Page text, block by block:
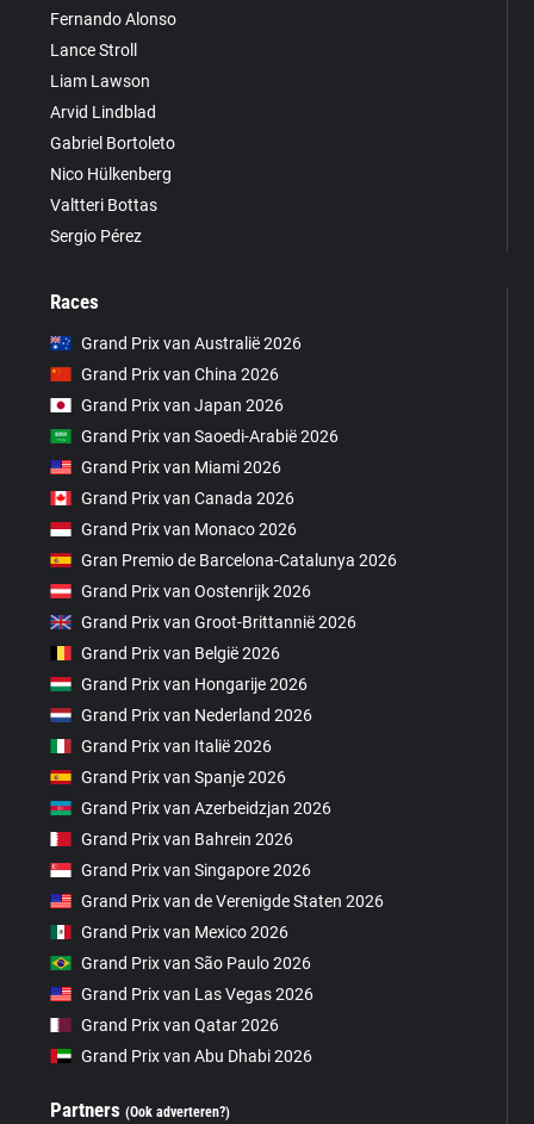
Fernando Alonso
Lance Stroll
Liam Lawson
Arvid Lindblad
Gabriel Bortoleto
Nico Hülkenberg
Valtteri Bottas
Sergio Pérez
Races
Grand Prix van Australië 2026
Grand Prix van China 2026
Grand Prix van Japan 2026
Grand Prix van Saoedi-Arabië 2026
Grand Prix van Miami 2026
Grand Prix van Canada 2026
Grand Prix van Monaco 2026
Gran Premio de Barcelona-Catalunya 2026
Grand Prix van Oostenrijk 2026
Grand Prix van Groot-Brittannië 2026
Grand Prix van België 2026
Grand Prix van Hongarije 2026
Grand Prix van Nederland 2026
Grand Prix van Italië 2026
Grand Prix van Spanje 2026
Grand Prix van Azerbeidzjan 2026
Grand Prix van Bahrein 2026
Grand Prix van Singapore 2026
Grand Prix van de Verenigde Staten 2026
Grand Prix van Mexico 2026
Grand Prix van São Paulo 2026
Grand Prix van Las Vegas 2026
Grand Prix van Qatar 2026
Grand Prix van Abu Dhabi 2026
Partners(Ook adverteren?)